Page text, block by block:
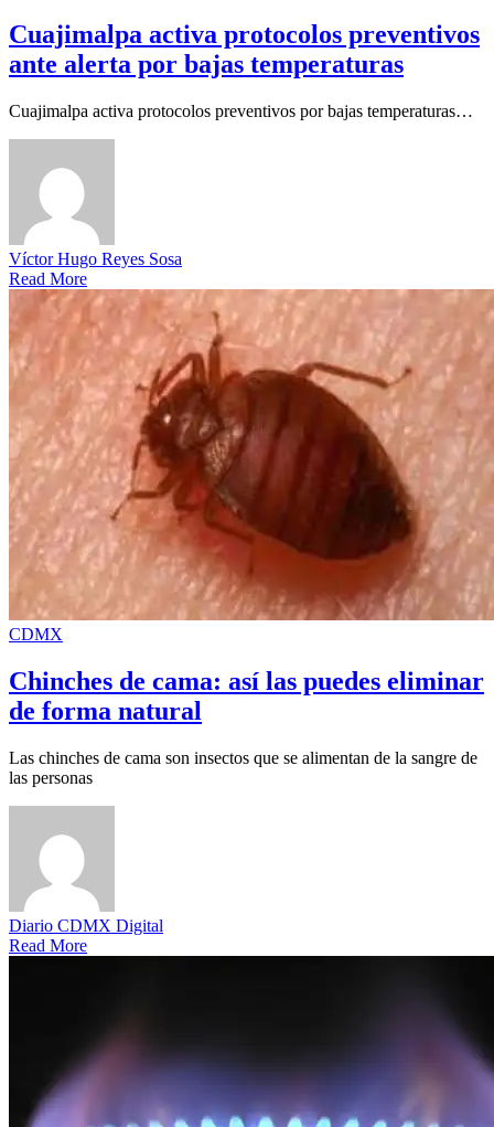
Cuajimalpa activa protocolos preventivos
ante alerta por bajas temperaturas
Cuajimalpa activa protocolos preventivos por bajas temperaturas…
Víctor Hugo Reyes Sosa
Read More
CDMX
Chinches de cama: así las puedes eliminar
de forma natural
Las chinches de cama son insectos que se alimentan de la sangre de
las personas
Diario CDMX Digital
Read More